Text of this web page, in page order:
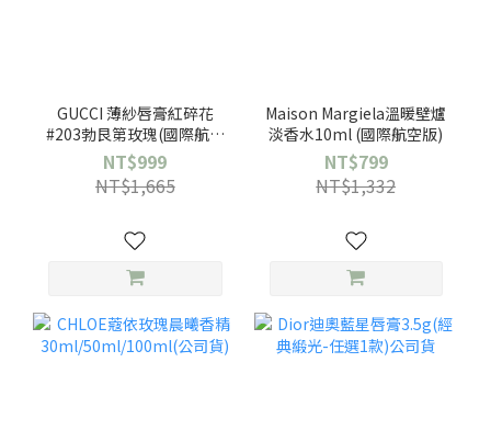
GUCCI 薄紗唇膏紅碎花
#203勃艮第玫瑰(國際航空
版)
NT$999
NT$1,665
Maison Margiela溫暖壁爐
淡香水10ml (國際航空版)
NT$799
NT$1,332